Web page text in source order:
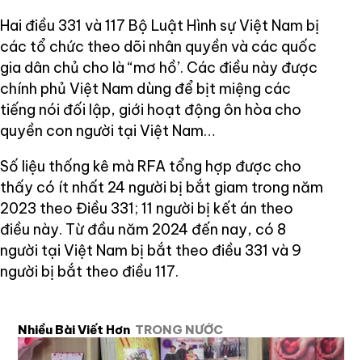
Hai điều 331 và 117 Bộ Luật Hình sự Việt Nam bị
các tổ chức theo dõi nhân quyền và các quốc
gia dân chủ cho là “mơ hồ’. Các điều này được
chính phủ Việt Nam dùng để bịt miệng các
tiếng nói đối lập, giới hoạt động ôn hòa cho
quyền con người tại Việt Nam…
Số liệu thống kê mà RFA tổng hợp được cho
thấy có ít nhất 24 người bị bắt giam trong năm
2023 theo Điều 331; 11 người bị kết án theo
điều này. Từ đầu năm 2024 đến nay, có 8
người tại Việt Nam bị bắt theo điều 331 và 9
người bị bắt theo điều 117.
Nhiều Bài Viết Hơn TRONG NƯỚC